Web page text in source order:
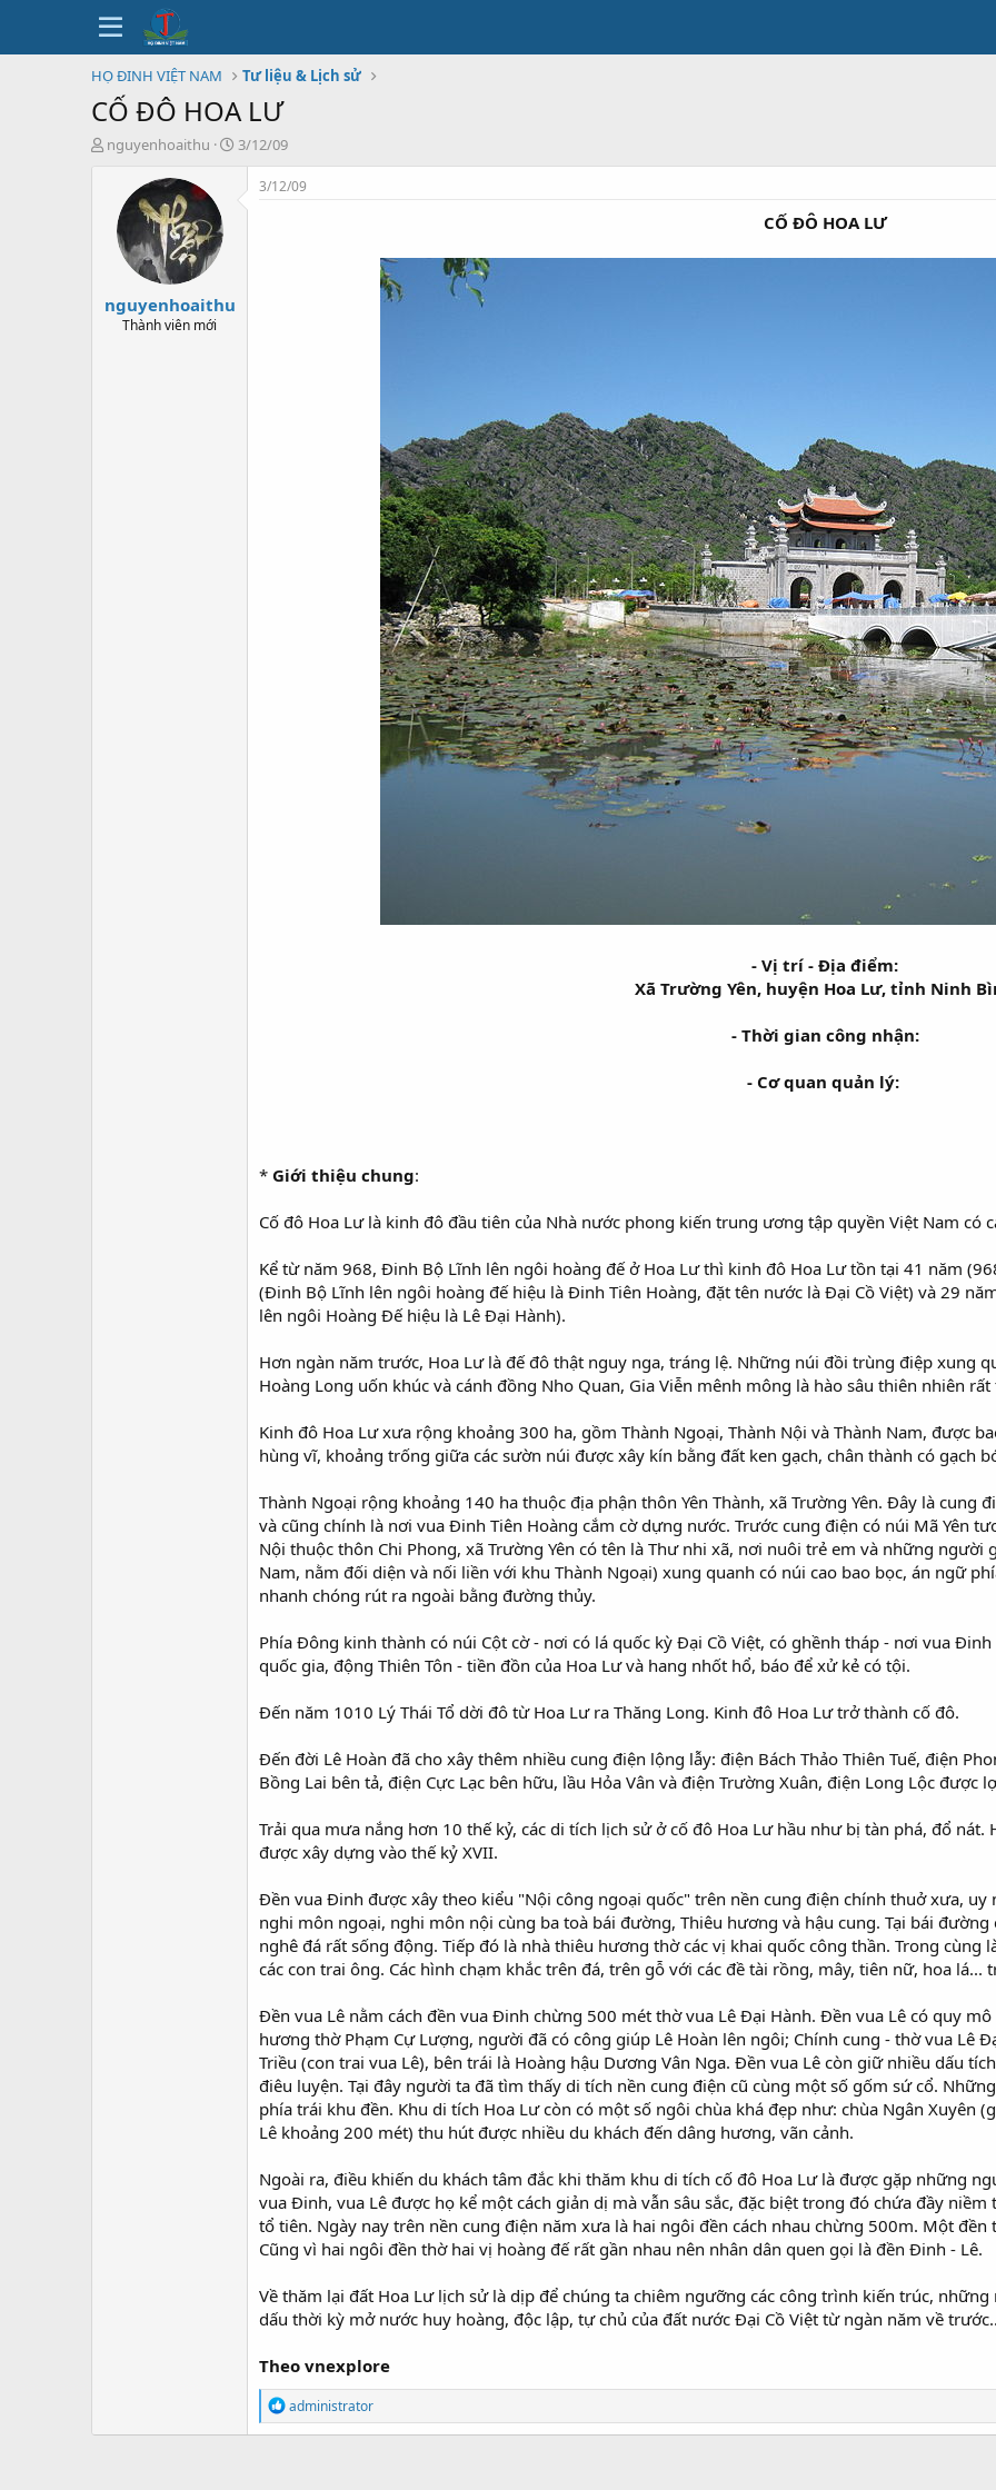
HỌ ĐINH VIỆT NAM Tư liệu & Lịch sử
CỐ ĐÔ HOA LƯ
T
a
nguyenhoaithu
N
3/12/09
nguyenhoaithu
Thành viên mới
3/12/09
CỐ ĐÔ HOA LƯ
- Vị trí - Địa điểm:
Xã Trường Yên, huyện Hoa Lư, tỉnh Ninh
- Thời gian công nhận:
- Cơ quan quản lý:
* Giới thiệu chung:
Cố đô Hoa Lư là kinh đô đầu tiên của Nhà nước phong kiến trung ương tập quyền Việt Nam có
Kể từ năm 968, Đinh Bộ Lĩnh lên ngôi hoàng đế ở Hoa Lư thì kinh đô Hoa Lư tồn tại 41 năm
(Đinh Bộ Lĩnh lên ngôi hoàng đế hiệu là Đinh Tiên Hoàng, đặt tên nước là Đại Cồ Việt) và 29
lên ngôi Hoàng Đế hiệu là Lê Đại Hành).
Hơn ngàn năm trước, Hoa Lư là đế đô thật nguy nga, tráng lệ. Những núi đồi trùng điệp xung
Hoàng Long uốn khúc và cánh đồng Nho Quan, Gia Viễn mênh mông là hào sâu thiên nhiên
Kinh đô Hoa Lư xưa rộng khoảng 300 ha, gồm Thành Ngoại, Thành Nội và Thành Nam, được
hùng vĩ, khoảng trống giữa các sườn núi được xây kín bằng đất ken gạch, chân thành có gạch
Thành Ngoại rộng khoảng 140 ha thuộc địa phận thôn Yên Thành, xã Trường Yên. Ðây là
và cũng chính là nơi vua Ðinh Tiên Hoàng cắm cờ dựng nước. Trước cung điện có núi Mã Yên
Nội thuộc thôn Chi Phong, xã Trường Yên có tên là Thư nhi xã, nơi nuôi trẻ em và những
Nam, nằm đối diện và nối liền với khu Thành Ngoại) xung quanh có núi cao bao bọc, án ngữ
nhanh chóng rút ra ngoài bằng đường thủy.
Phía Ðông kinh thành có núi Cột cờ - nơi có lá quốc kỳ Ðại Cồ Việt, có ghềnh tháp - nơi vua
quốc gia, động Thiên Tôn - tiền đồn của Hoa Lư và hang nhốt hổ, báo để xử kẻ có tội.
Đến năm 1010 Lý Thái Tổ dời đô từ Hoa Lư ra Thăng Long. Kinh đô Hoa Lư trở thành cố đô.
Ðến đời Lê Hoàn đã cho xây thêm nhiều cung điện lộng lẫy: điện Bách Thảo Thiên Tuế, điện
Bồng Lai bên tả, điện Cực Lạc bên hữu, lầu Hỏa Vân và điện Trường Xuân, điện Long Lộc được
Trải qua mưa nắng hơn 10 thế kỷ, các di tích lịch sử ở cố đô Hoa Lư hầu như bị tàn phá, đổ
được xây dựng vào thế kỷ XVII.
Ðền vua Ðinh được xây theo kiểu "Nội công ngoại quốc" trên nền cung điện chính thuở xưa,
nghi môn ngoại, nghi môn nội cùng ba toà bái đường, Thiêu hương và hậu cung. Tại bái
nghê đá rất sống động. Tiếp đó là nhà thiêu hương thờ các vị khai quốc công thần. Trong
các con trai ông. Các hình chạm khắc trên đá, trên gỗ với các đề tài rồng, mây, tiên nữ, hoa
Ðền vua Lê nằm cách đền vua Ðinh chừng 500 mét thờ vua Lê Ðại Hành. Ðền vua Lê có quy
hương thờ Phạm Cự Lượng, người đã có công giúp Lê Hoàn lên ngôi; Chính cung - thờ vua Lê
Triều (con trai vua Lê), bên trái là Hoàng hậu Dương Vân Nga. Ðền vua Lê còn giữ nhiều dấu
điêu luyện. Tại đây người ta đã tìm thấy di tích nền cung điện cũ cùng một số gốm sứ cổ.
phía trái khu đền. Khu di tích Hoa Lư còn có một số ngôi chùa khá đẹp như: chùa Ngân Xuyên
Lê khoảng 200 mét) thu hút được nhiều du khách đến dâng hương, vãn cảnh.
Ngoài ra, điều khiến du khách tâm đắc khi thăm khu di tích cố đô Hoa Lư là được gặp những
vua Ðinh, vua Lê được họ kể một cách giản dị mà vẫn sâu sắc, đặc biệt trong đó chứa đầy
tổ tiên. Ngày nay trên nền cung điện năm xưa là hai ngôi đền cách nhau chừng 500m. Một
Cũng vì hai ngôi đền thờ hai vị hoàng đế rất gần nhau nên nhân dân quen gọi là đền Đinh - Lê.
Về thăm lại đất Hoa Lư lịch sử là dịp để chúng ta chiêm ngưỡng các công trình kiến trúc,
dấu thời kỳ mở nước huy hoàng, độc lập, tự chủ của đất nước Đại Cồ Việt từ ngàn năm về
Theo vnexplore
R
e
a
administrator